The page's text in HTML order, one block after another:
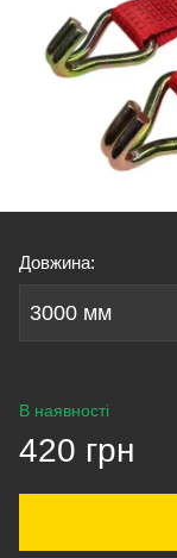
Довжина:
3000 мм
В наявності
420 грн